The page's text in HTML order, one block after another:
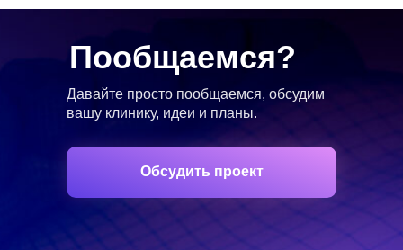
Пообщаемся?
Давайте просто пообщаемся, обсудим
вашу клинику, идеи и планы.
Обсудить проект